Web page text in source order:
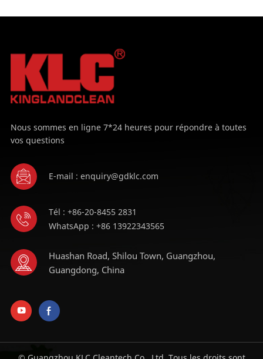
Nous sommes en ligne 7*24 heures pour répondre à toutes
vos questions
E-mail : enquiry@gdklc.com
Tél : +86-20-8455 2831
WhatsApp : +86 13922343565
Huashan Road, Shilou Town, Guangzhou,
Guangdong, China